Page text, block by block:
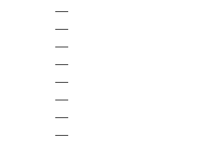
—
—
—
—
—
—
—
—